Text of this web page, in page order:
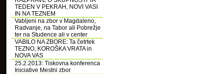
TEDEN V PEKRAH, NOVI VASI
IN NA TEZNEM
Vabljeni na zbor v Magdaleno,
Radvanje, na Tabor ali Pobrežje
ter na Studence ali v center
VABILO NA ZBORE: Ta četrtek
TEZNO, KOROŠKA VRATA in
NOVA VAS
25.2.2013: Tiskovna konferenca
Iniciative Mestni zbor